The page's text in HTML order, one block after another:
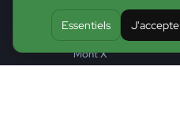
La Manufacture
Transition durable
Mont X
Essentiels J'accepte